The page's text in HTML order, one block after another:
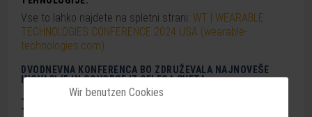
Vse to lahko najdete na spletni strani: WT | WEARABLE
TECHNOLOGIES CONFERENCE 2024 USA (wearable-
technologies.com)
DVODNEVNA KONFERENCA BO ZDRUŽEVALA NAJNOVEŠE
INOVACIJE IN GOVORCE IZ CELEGA SVETA.
----------------------------------------------------------------------
---
Wir benutzen Cookies